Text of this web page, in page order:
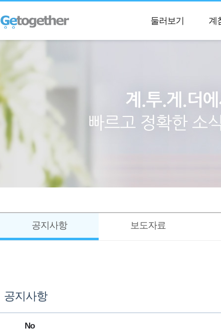
둘러보기 계
공지사항 보도자료
공지사항
No